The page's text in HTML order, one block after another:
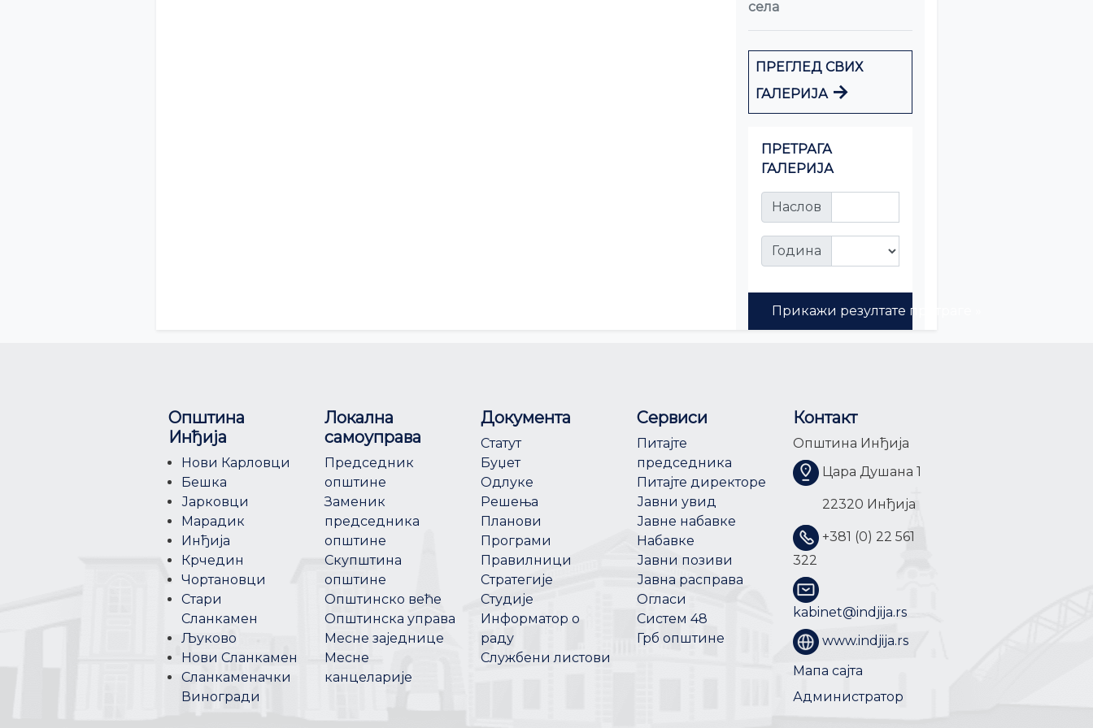
села
ПРЕГЛЕД СВИХ
ГАЛЕРИЈА →
ПРЕТРАГА
ГАЛЕРИЈА
Наслов
Година
Општина
Инђија
Нови Карловци
Бешка
Јарковци
Марадик
Инђија
Крчедин
Чортановци
Стари
Сланкамен
Љуково
Нови Сланкамен
Сланкаменачки
Виногради
Локална
самоуправа
Председник
општине
Заменик
председника
општине
Скупштина
општине
Општинско веће
Општинска управа
Месне заједнице
Месне
канцеларије
Документа
Статут
Буџет
Одлуке
Решења
Планови
Програми
Правилници
Стратегије
Студије
Информатор о
раду
Службени листови
Сервиси
Питајте
председника
Питајте директоре
Јавни увид
Јавне набавке
Набавке
Јавни позиви
Јавна расправа
Огласи
Систем 48
Грб општине
Контакт
Општина Инђија
Цара Душана 1
22320 Инђија
+381 (0) 22 561
322
kabinet@indjija.rs
www.indjija.rs
Мапа сајта
Администратор